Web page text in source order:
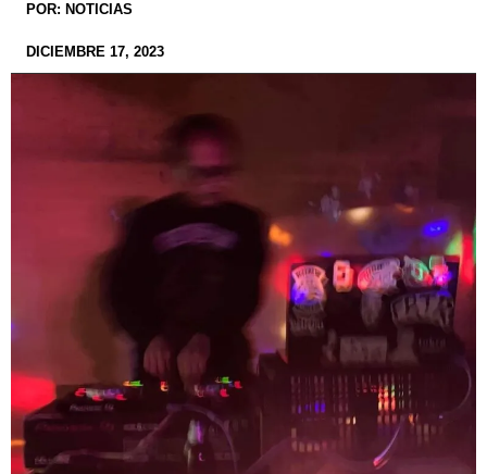
POR: NOTICIAS
DICIEMBRE 17, 2023